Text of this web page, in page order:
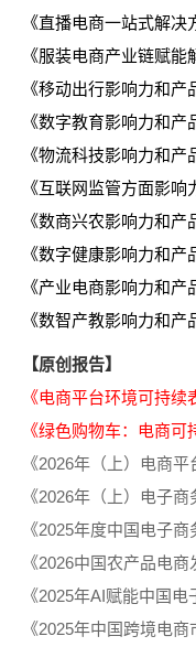
《直播电商一站式解决
《服装电商产业链赋能
《移动出行影响力和产
《数字教育影响力和产
《物流科技影响力和产
《互联网监管方面影响
《数商兴农影响力和产
《数字健康影响力和产
《产业电商影响力和产
《数智产教影响力和产
【原创报告】
《电商平台环境可持续
《绿色购物车：电商可
《2026年（上）电商
《2026年（上）电子
《2025年度中国电子商
《2026中国农产品电商
《2025年AI赋能中国
《2025年中国跨境电商